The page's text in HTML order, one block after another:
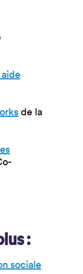
de la
:
sociale